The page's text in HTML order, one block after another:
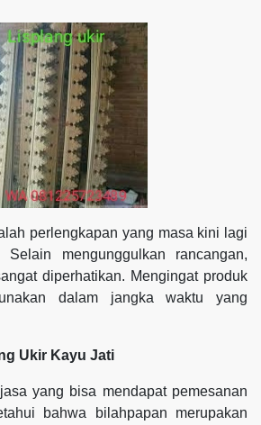
perlengkapan yang masa kini lagi
Selain mengunggulkan rancangan,
diperhatikan. Mengingat produk
dalam jangka waktu yang
Ukir Kayu Jati
yang bisa mendapat pemesanan
bahwa bilahpapan merupakan